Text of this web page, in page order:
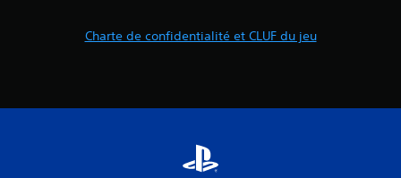
t
Charte de confidentialité et CLUF du jeu